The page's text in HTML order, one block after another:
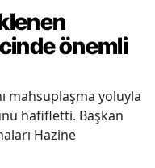
önemli
mahsuplaşma yoluyla
hafifletti. Başkan
Hazine